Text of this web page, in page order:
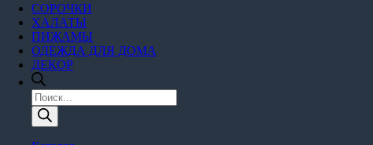
СОРОЧКИ
ХАЛАТЫ
ПИЖАМЫ
ОДЕЖДА ДЛЯ ДОМА
ДЕКОР
Поиск
товаров